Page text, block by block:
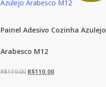
Painel Adesivo Cozinha Azulejo
Arabesco M12
R$119.00 O
R$110.00O